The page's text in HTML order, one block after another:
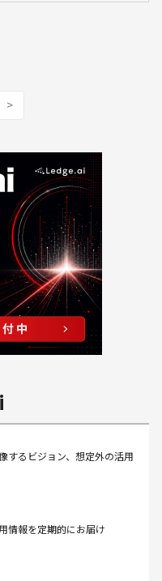
>
するビジョン、想定外の活用
情報を定期的にお届け